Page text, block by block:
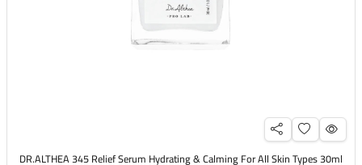
DR.ALTHEA 345 Relief Serum Hydrating & Calming For All Skin Types 30ml